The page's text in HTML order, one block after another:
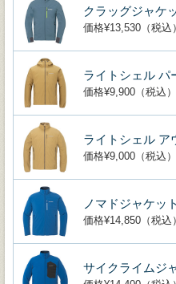
クラッグジャケ
価格¥13,530（税込）
ライトシェル パ
価格¥9,900（税込）
ライトシェル ア
価格¥9,000（税込）
ノマドジャケッ
価格¥14,850（税込）
サイクライムジ